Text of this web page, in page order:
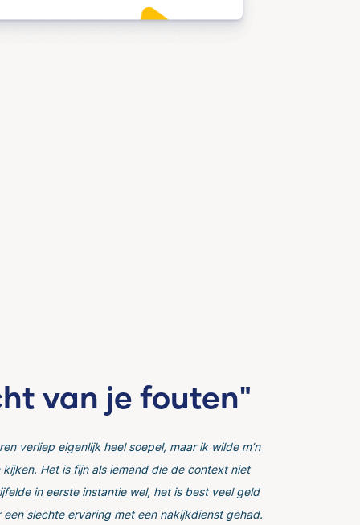
van je fouten"
verliep eigenlijk heel soepel, maar ik wilde m’n
Het is fijn als iemand die de context niet
in eerste instantie wel, het is best veel geld
slechte ervaring met een nakijkdienst gehad.